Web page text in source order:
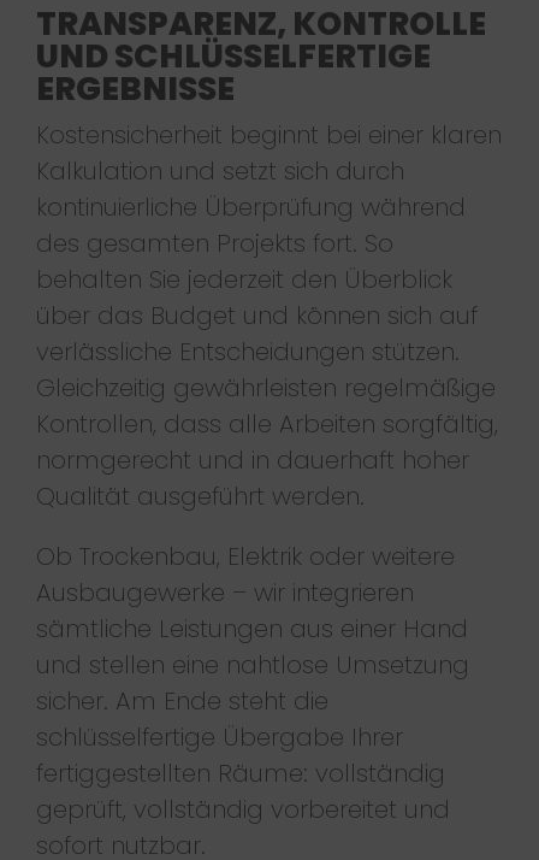
TRANSPARENZ, KONTROLLE
UND SCHLÜSSELFERTIGE
ERGEBNISSE
Kostensicherheit beginnt bei einer klaren
Kalkulation und setzt sich durch
kontinuierliche Überprüfung während
des gesamten Projekts fort. So
behalten Sie jederzeit den Überblick
über das Budget und können sich auf
verlässliche Entscheidungen stützen.
Gleichzeitig gewährleisten regelmäßige
Kontrollen, dass alle Arbeiten sorgfältig,
normgerecht und in dauerhaft hoher
Qualität ausgeführt werden.
Ob Trockenbau, Elektrik oder weitere
Ausbaugewerke – wir integrieren
sämtliche Leistungen aus einer Hand
und stellen eine nahtlose Umsetzung
sicher. Am Ende steht die
schlüsselfertige Übergabe Ihrer
fertiggestellten Räume: vollständig
geprüft, vollständig vorbereitet und
sofort nutzbar.